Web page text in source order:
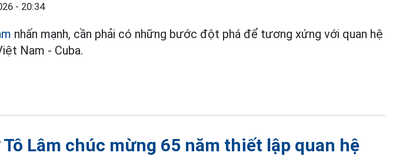
- 20:34
nhấn mạnh, cần phải có những bước đột phá để tương xứng với quan hệ
Nam - Cuba.
Lâm chúc mừng 65 năm thiết lập quan hệ